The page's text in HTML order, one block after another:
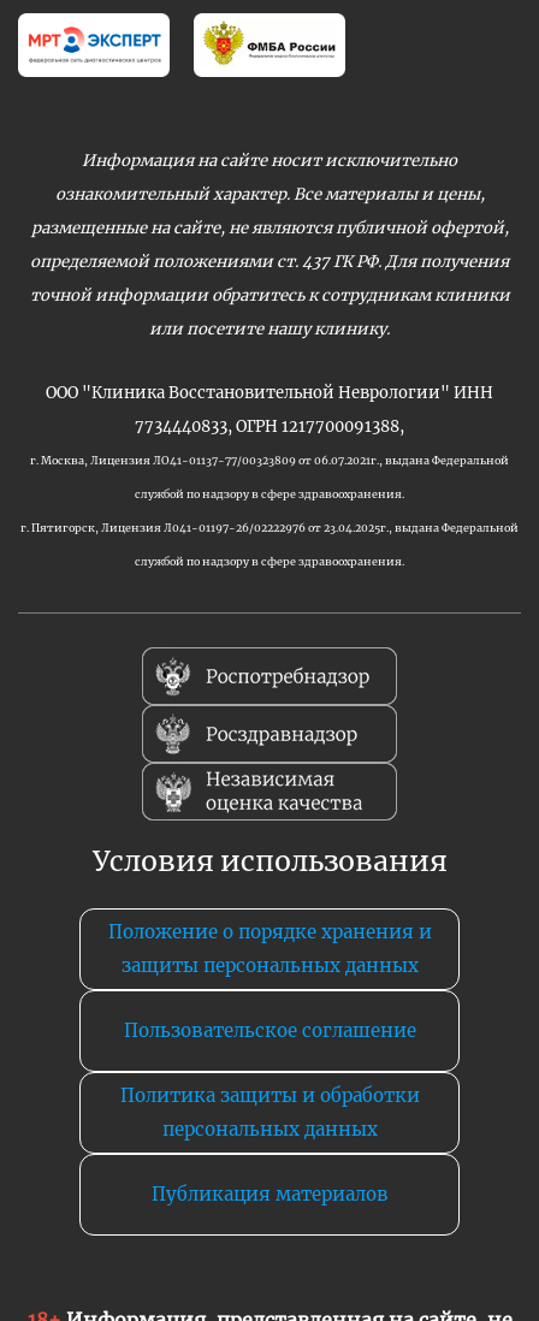
Информация на сайте носит исключительно
ознакомительный характер. Все материалы и цены,
размещенные на сайте, не являются публичной офертой,
определяемой положениями ст. 437 ГК РФ. Для получения
точной информации обратитесь к сотрудникам клиники
или посетите нашу клинику.
ООО "Клиника Восстановительной Неврологии" ИНН
7734440833, ОГРН 1217700091388,
г. Москва, Лицензия ЛО41-01137-77/00323809 от 06.07.2021г., выдана Федеральной
службой по надзору в сфере здравоохранения.
г. Пятигорск, Лицензия Л041-01197-26/02222976 от 23.04.2025г., выдана Федеральной
службой по надзору в сфере здравоохранения.
Условия использования
Положение о порядке хранения и
защиты персональных данных
Пользовательское соглашение
Политика защиты и обработки
персональных данных
Публикация материалов